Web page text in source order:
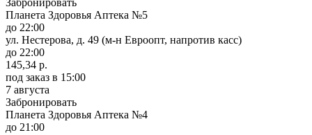
Планета Здоровья Аптека №5
до 22:00
ул. Нестерова, д. 49 (м-н Евроопт, напротив касс)
до 22:00
145,34 р.
под заказ в 15:00
7 августа
Забронировать
Планета Здоровья Аптека №4
до 21:00